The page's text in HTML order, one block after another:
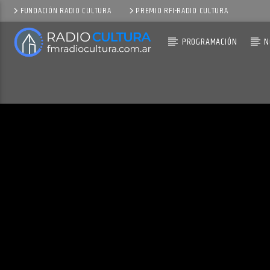
FUNDACIÓN RADIO CULTURA PREMIO RFI-RADIO CULTURA
PROGRAMACIÓN